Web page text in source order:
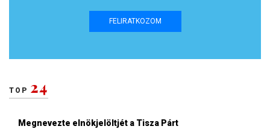
FELIRATKOZOM
TOP 24
Megnevezte elnökjelöltjét a Tisza Párt